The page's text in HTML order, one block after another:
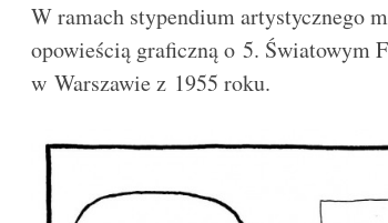
W ramach stypendium artystycznego
opowieścią graficzną o 5. Światowym
w Warszawie z 1955 roku.